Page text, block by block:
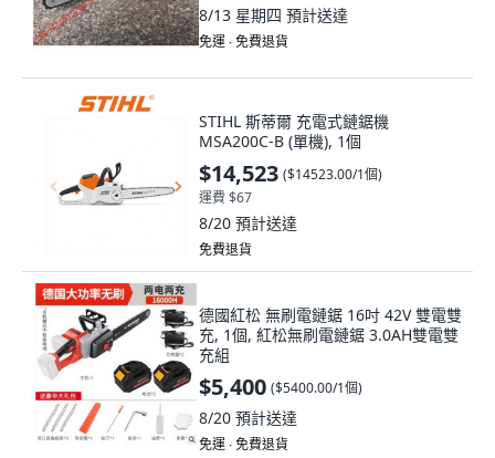
8/13 星期四 預計送達
免運 ∙ 免費退貨
STIHL 斯蒂爾 充電式鏈鋸機
MSA200C-B (單機), 1個
$14,523 ($14523.00/1個)
運費 $67
8/20 預計送達
免費退貨
德國紅松 無刷電鏈鋸 16吋 42V 雙電雙
充, 1個, 紅松無刷電鏈鋸 3.0AH雙電雙
充組
$5,400 ($5400.00/1個)
8/20 預計送達
免運 ∙ 免費退貨